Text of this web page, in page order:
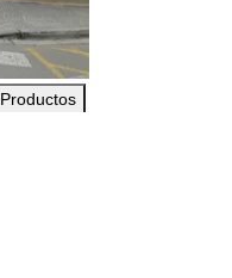
Productos